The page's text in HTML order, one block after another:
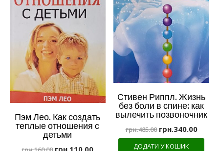
Пэм Лео. Как создать
теплые отношения с
детьми
Стивен Риппл. Жизнь
без боли в спине: как
вылечить позвоночник
грн.485.00 грн.340.00
ДОДАТИ У КОШИК